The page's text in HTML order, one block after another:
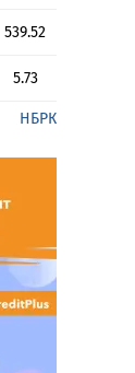
539.52
5.73
НБРК